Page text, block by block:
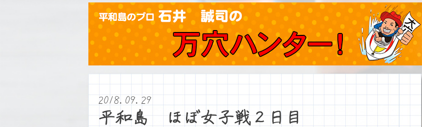
2018.09.29
平和島 ほぼ女子戦２日目